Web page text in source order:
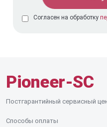
Согласен на обработку
Pioneer-SC
Постгарантийный сервисный
Способы оплаты